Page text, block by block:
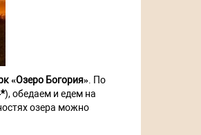
«Озеро Богория». По
), обедаем и едем на
озера можно